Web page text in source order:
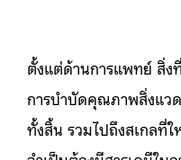
ตั้งแต่ด้านการแพทย์ สิ่ง
การบำบัดคุณภาพสิ่งแวด
ทั้งสิ้น รวมไปถึงสเกลที่